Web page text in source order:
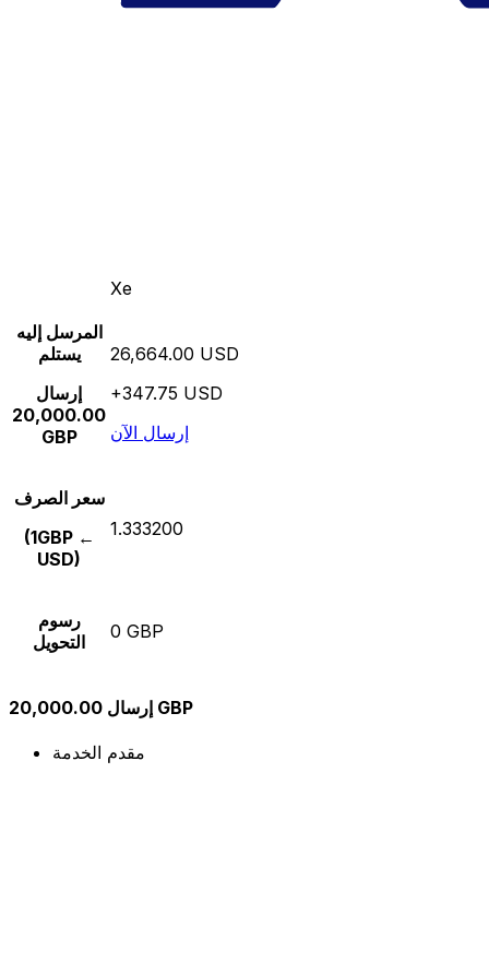
Xe
المرسل إليه
يستلم
إرسال
20,000.00
GBP
26,664.00 USD
+347.75 USD
إرسال الآن
سعر الصرف
(1GBP ←
USD)
1.333200
رسوم
التحويل
0 GBP
إرسال 20,000.00 GBP
مقدم الخدمة